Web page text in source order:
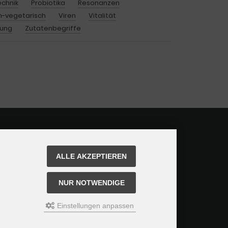
Probiotika
Resonanzen
vegetarisch Viren
Vitalität
Zutatenbegriffe
ALLE AKZEPTIEREN
NUR NOTWENDIGE
Einstellungen anpassen